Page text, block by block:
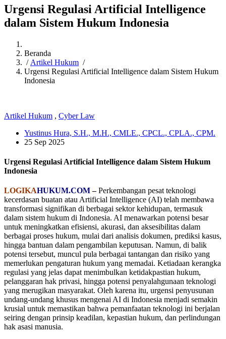
Urgensi Regulasi Artificial Intelligence
dalam Sistem Hukum Indonesia
Beranda
/ Artikel Hukum /
Urgensi Regulasi Artificial Intelligence dalam Sistem Hukum
Indonesia
Artikel Hukum , Cyber Law
Yustinus Hura, S.H., M.H., CMLE., CPCL., CPLA., CPM.
25 Sep 2025
Urgensi Regulasi Artificial Intelligence dalam Sistem Hukum
Indonesia
LOGIKAHUKUM.COM– Perkembangan pesat teknologi
kecerdasan buatan atau Artificial Intelligence (AI) telah membawa
transformasi signifikan di berbagai sektor kehidupan, termasuk
dalam sistem hukum di Indonesia. AI menawarkan potensi besar
untuk meningkatkan efisiensi, akurasi, dan aksesibilitas dalam
berbagai proses hukum, mulai dari analisis dokumen, prediksi kasus,
hingga bantuan dalam pengambilan keputusan. Namun, di balik
potensi tersebut, muncul pula berbagai tantangan dan risiko yang
memerlukan pengaturan hukum yang memadai. Ketiadaan kerangka
regulasi yang jelas dapat menimbulkan ketidakpastian hukum,
pelanggaran hak privasi, hingga potensi penyalahgunaan teknologi
yang merugikan masyarakat. Oleh karena itu, urgensi penyusunan
undang-undang khusus mengenai AI di Indonesia menjadi semakin
krusial untuk memastikan bahwa pemanfaatan teknologi ini berjalan
seiring dengan prinsip keadilan, kepastian hukum, dan perlindungan
hak asasi manusia.